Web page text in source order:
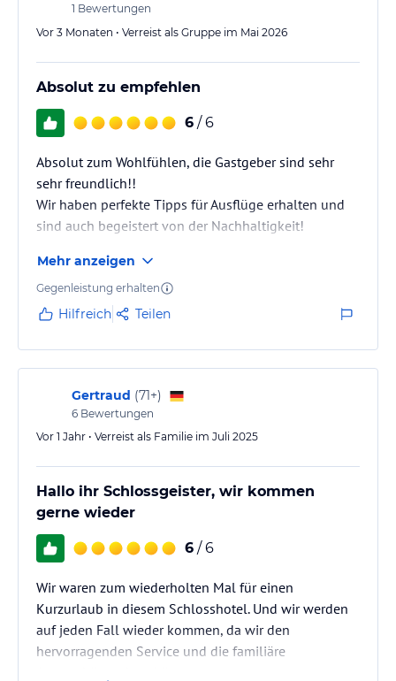
1 Bewertungen
Vor 3 Monaten • Verreist als Gruppe im Mai 2026
Absolut zu empfehlen
6 / 6
Absolut zum Wohlfühlen, die Gastgeber sind sehr
sehr freundlich!!
Wir haben perfekte Tipps für Ausflüge erhalten und
sind auch begeistert von der Nachhaltigkeit!
Mehr anzeigen
Gegenleistung erhalten
Hilfreich Teilen
Gertraud (71+)
6 Bewertungen
Vor 1 Jahr • Verreist als Familie im Juli 2025
Hallo ihr Schlossgeister, wir kommen
gerne wieder
6 / 6
Wir waren zum wiederholten Mal für einen
Kurzurlaub in diesem Schlosshotel. Und wir werden
auf jeden Fall wieder kommen, da wir den
hervorragenden Service und die familiäre